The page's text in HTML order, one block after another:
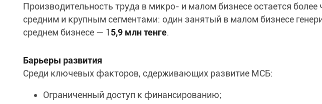
Производительность труда в микро- и малом бизнесе остается
средним и крупным сегментами: один занятый в малом бизнесе
среднем бизнесе — 15,9 млн тенге.
Барьеры развития
Среди ключевых факторов, сдерживающих развитие МСБ:
Ограниченный доступ к финансированию;